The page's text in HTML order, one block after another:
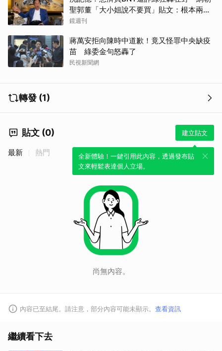
聖郭董「大小姐說不要買」貼文：根本兩碼
事
鏡週刊
蔣萬安拒向陳時中道歉！竟又怪罪中央缺疫
苗 綠委金句怒轟了
民視新聞網
轉發 (1)
貼文 (0) 建立貼文
全新體驗！一鍵引用此內容，透過發布貼
文來輕鬆表達個人立場。
最新 熱門
尚無內容。
內容已至結尾。請注意，部分內容可能未顯示。 查看資訊
繼續看下去